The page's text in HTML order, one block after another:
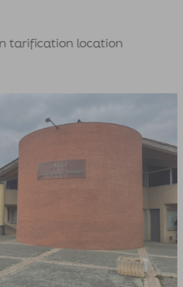
tarification location